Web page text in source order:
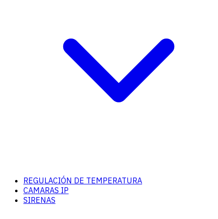
REGULACIÓN DE TEMPERATURA
CAMARAS IP
SIRENAS